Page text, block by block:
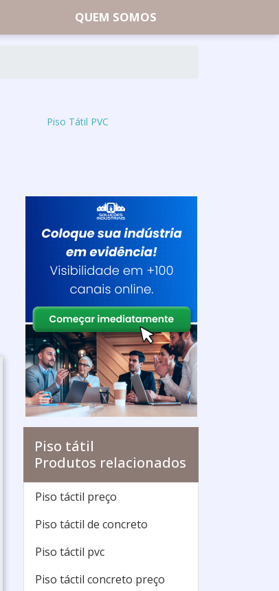
QUEM SOMOS
Piso Tátil PVC
Piso tátil
Produtos relacionados
Piso táctil preço
Piso táctil de concreto
Piso táctil pvc
Piso táctil concreto preço